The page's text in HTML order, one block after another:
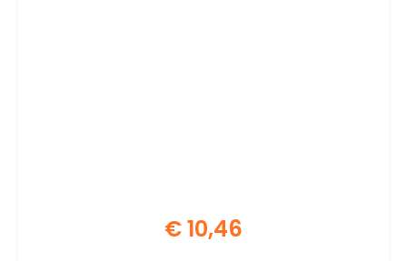
€10,46